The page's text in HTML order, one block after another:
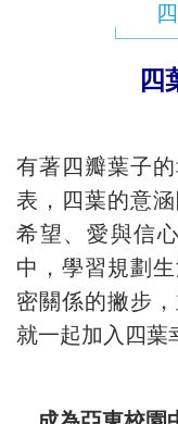
四
有著四瓣葉子
表，四葉的意
希望、愛與信
中，學習規劃
密關係的撇步
就一起加入四葉